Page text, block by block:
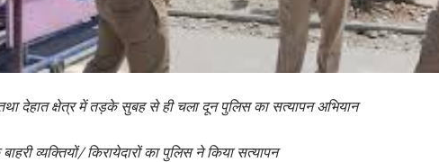
देहात क्षेत्र में तड़के सुबह से ही चला दून पुलिस का सत्यापन अभियान
व्यक्तियों/ किरायेदारों का पुलिस ने किया सत्यापन